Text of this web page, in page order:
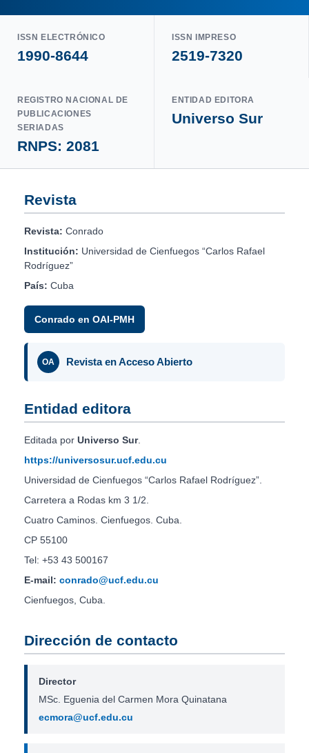
ISSN ELECTRÓNICO
1990-8644
ISSN IMPRESO
2519-7320
REGISTRO NACIONAL DE
PUBLICACIONES
SERIADAS
RNPS: 2081
ENTIDAD EDITORA
Universo Sur
Revista
Revista: Conrado
Institución: Universidad de Cienfuegos “Carlos Rafael
Rodríguez”
País: Cuba
Conrado en OAI-PMH
OA Revista en Acceso Abierto
Entidad editora
Editada por Universo Sur.
https://universosur.ucf.edu.cu
Universidad de Cienfuegos “Carlos Rafael Rodríguez”.
Carretera a Rodas km 3 1/2.
Cuatro Caminos. Cienfuegos. Cuba.
CP 55100
Tel: +53 43 500167
E-mail: conrado@ucf.edu.cu
Cienfuegos, Cuba.
Dirección de contacto
Director
MSc. Eguenia del Carmen Mora Quinatana
ecmora@ucf.edu.cu